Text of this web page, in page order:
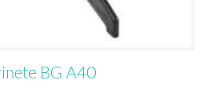
BG A40